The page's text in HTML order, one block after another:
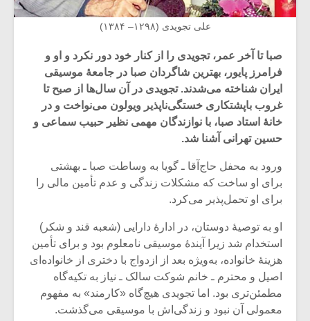
علی تجویدی (۱۲۹۸– ۱۳۸۴)
صبا تا آخر عمر، تجویدی را از کنار خود دور نکرد و او و
فرامرز پایور، بهترین شاگردان صبا در جامعۀ موسیقی
ایران شناخته می‌شدند. تجویدی در آن سال‌ها از صبح تا
غروب باپشتکاری خستگی‌ناپذیر ویولون می‌نواخت و در
خانۀ استاد صبا، با نوازندگان مهمی نظیر حبیب سماعی و
حسین تهرانی آشنا شد.
ورود به محفل حاج‌آقا ـ گویا به وساطت صبا ـ بهشتی
برای او ساخت که مشکلات زندگی و عدم تأمین مالی را
برای او تحمل‌پذیر می‌کرد.
او به توصیۀ دوستان، در ادارۀ دارایی (شعبه قند و شکر)
استخدام شد زیرا آیندۀ موسیقی نامعلوم بود و برای تأمین
هزینۀ خانواده، به‌ویژه بعد از ازدواج با دختری از خانواده‌ای
اصیل و محترم ـ خانم شوکت سالک ـ نیاز به تکیه‌گاه
مطمئن‌تری بود. اما تجویدی هیچ‌گاه «کارمند» به مفهوم
معمولی آن نبود و زندگی‌اش با موسیقی می‌گذشت.